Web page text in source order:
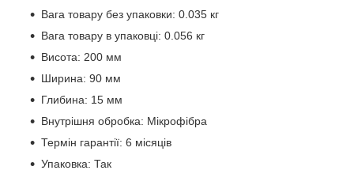
Вага товару без упаковки: 0.035 кг
Вага товару в упаковці: 0.056 кг
Висота: 200 мм
Ширина: 90 мм
Глибина: 15 мм
Внутрішня обробка: Мікрофібра
Термін гарантії: 6 місяців
Упаковка: Так